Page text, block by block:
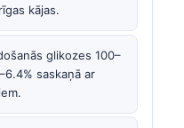
kājas.
glikozes 100–
saskaņā ar